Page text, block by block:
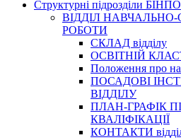
Структурні підрозділи БІНПО
ВІДДІЛ НАВЧАЛЬНО-
РОБОТИ
СКЛАД відділу
ОСВІТНІЙ
Положення про
ПОСАДОВІ
ВІДДІЛУ
ПЛАН-ГРАФІК
КВАЛІФІКАЦІЇ
КОНТАКТИ